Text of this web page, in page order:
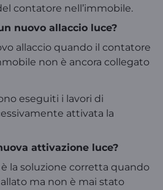
contatore nell’immobile.
nuovo allaccio luce?
allaccio quando il contatore
non è ancora collegato
eseguiti i lavori di
attivata la
attivazione luce?
la soluzione corretta quando
ma non è mai stato